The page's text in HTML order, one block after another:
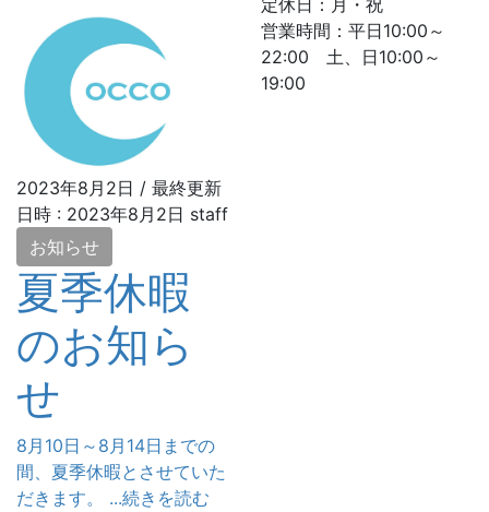
2023年8月2日 / 最終更新
日時 : 2023年8月2日 staff
お知らせ
夏季休暇
のお知ら
せ
8月10日～8月14日までの
間、夏季休暇とさせていた
だきます。 ...続きを読む
定休日：月・祝
営業時間：平日10:00～
22:00 土、日10:00～
19:00